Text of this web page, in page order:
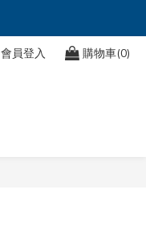
會員登入 購物車(0)